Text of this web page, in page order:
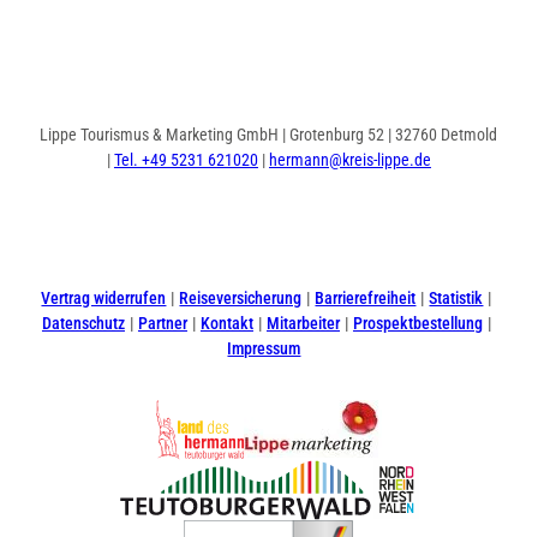
Lippe Tourismus & Marketing GmbH | Grotenburg 52 | 32760 Detmold
|Tel. +49 5231 621020|hermann@kreis-lippe.de
t
a
g
e
b
o
Vertrag widerrufen Reiseversicherung Barrierefreiheit
Statistik
Datenschutz
Partner Kontakt Mitarbeiter
Prospektbestellung
Impressum